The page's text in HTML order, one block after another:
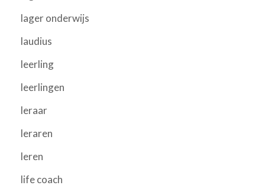
lager onderwijs
laudius
leerling
leerlingen
leraar
leraren
leren
life coach